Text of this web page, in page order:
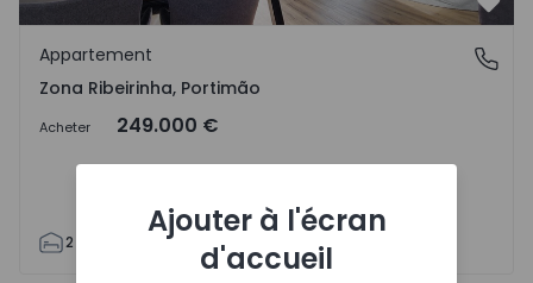
Zona Ribeirinha, Portimão
Appartement
Zona Ribeirinha, Portimão
Acheter 249.000 €
2 69 80
Ajouter à l'écran
d'accueil